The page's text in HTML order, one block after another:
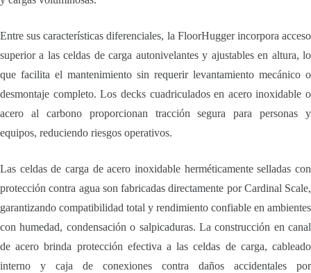
Entre sus características diferenciales, la FloorHugger incorpora acceso
superior a las celdas de carga autonivelantes y ajustables en altura, lo
que facilita el mantenimiento sin requerir levantamiento mecánico o
desmontaje completo. Los decks cuadriculados en acero inoxidable o
acero al carbono proporcionan tracción segura para personas y
equipos, reduciendo riesgos operativos.
Las celdas de carga de acero inoxidable herméticamente selladas con
protección contra agua son fabricadas directamente por Cardinal Scale,
garantizando compatibilidad total y rendimiento confiable en ambientes
con humedad, condensación o salpicaduras. La construcción en canal
de acero brinda protección efectiva a las celdas de carga, cableado
interno y caja de conexiones contra daños accidentales por